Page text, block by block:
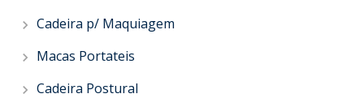
Cadeira p/ Maquiagem
Macas Portateis
Cadeira Postural